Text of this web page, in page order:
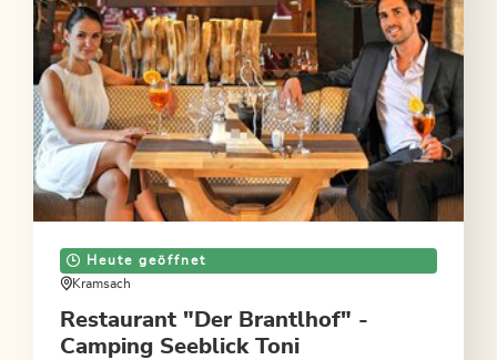
Heute geöffnet
Kramsach
Restaurant "Der Brantlhof" -
Camping Seeblick Toni